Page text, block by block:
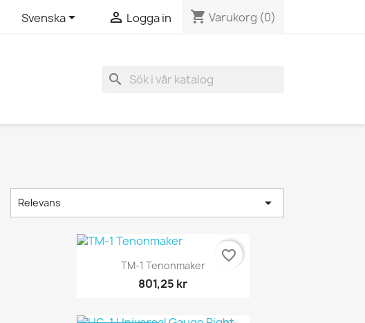
Svenska  Logga in shopping_cart Varukorg (0)
search
Relevans 
Snabbvy
TM-1 Tenonmaker
801,25 kr
favorite_border